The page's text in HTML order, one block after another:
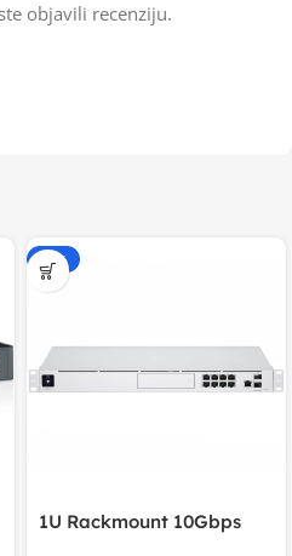
objavili recenziju.
-20%
1U Rackmount 10Gbps